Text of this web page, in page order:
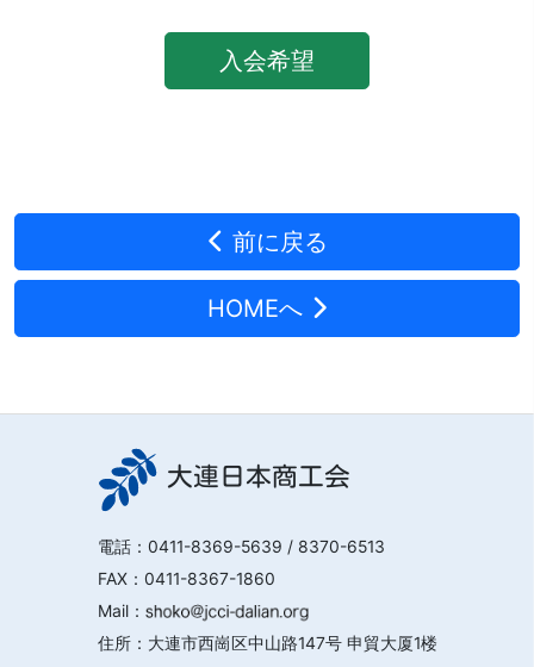
入会希望
前に戻る
HOMEへ
大連日本商工会
電話： 0411-8369-5639 / 8370-6513
FAX：0411-8367-1860
Mail：
住所：大連市西崗区中山路147号 申貿大厦1楼